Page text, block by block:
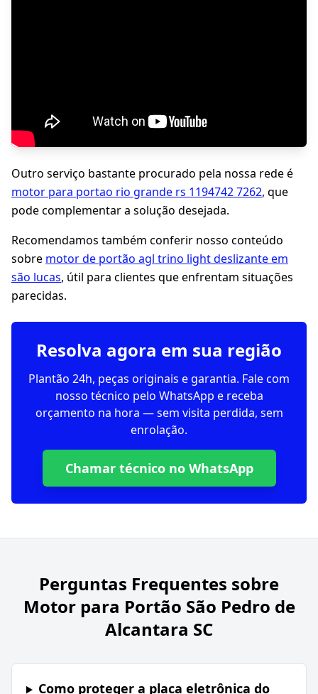
Outro serviço bastante procurado pela nossa rede é
motor para portao rio grande rs 1194742 7262, que
pode complementar a solução desejada.
Recomendamos também conferir nosso conteúdo
sobre motor de portão agl trino light deslizante em
são lucas, útil para clientes que enfrentam situações
parecidas.
Resolva agora em sua região
Plantão 24h, peças originais e garantia. Fale com
nosso técnico pelo WhatsApp e receba
orçamento na hora — sem visita perdida, sem
enrolação.
Chamar técnico no WhatsApp
Perguntas Frequentes sobre
Motor para Portão São Pedro de
Alcantara SC
Como proteger a placa eletrônica do